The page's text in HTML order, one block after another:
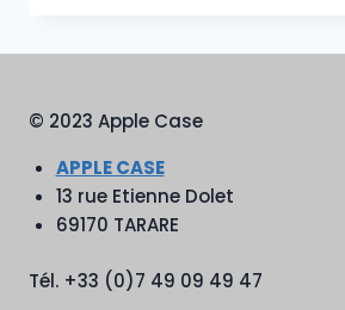
© 2023 Apple Case
APPLE CASE
13 rue Etienne Dolet
69170 TARARE
Tél. +33 (0)7 49 09 49 47